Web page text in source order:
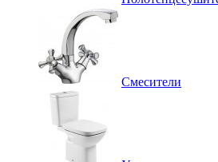
Смесители